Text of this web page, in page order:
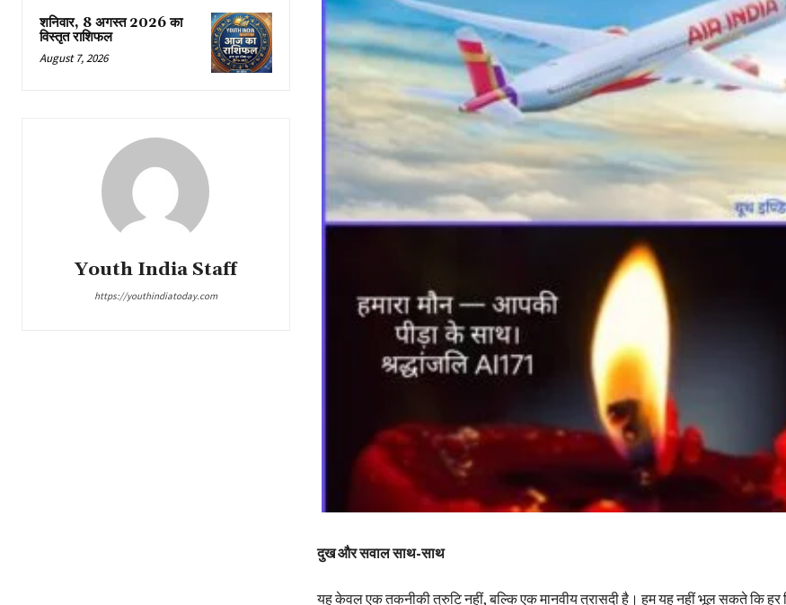
शनिवार, 8 अगस्त 2026 का
विस्तृत राशिफल
August 7, 2026
Youth India Staff
https://youthindiatoday.com
दुख और सवाल साथ-साथ
यह केवल एक तकनीकी त्रुटि नहीं, बल्कि एक मानवीय त्रासदी है। हम यह नहीं भूल सकते कि हर